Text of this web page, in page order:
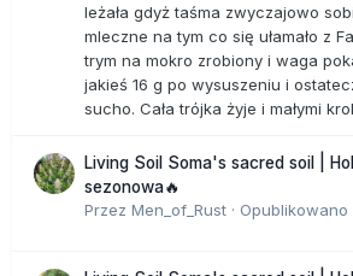
leżała gdyż taśma zwyczajowo
mleczne na tym co się ułamało z
trym na mokro zrobiony i waga
jakieś 16 g po wysuszeniu i
sucho. Cała trójka żyje i małymi
Living Soil Soma's sacred soil |
sezonowa🔥
Przez Men_of_Rust · Opublikowano